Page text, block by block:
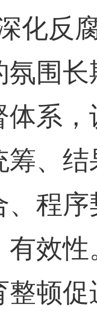
化反
氛围
体系
、
、程
有效
整顿